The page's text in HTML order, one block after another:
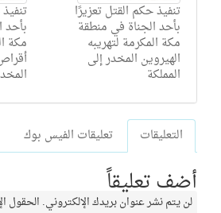
بأحد
مكة
تنفيذ حكم القتل تعزيرًا
بأحد الجناة في منطقة
مكة المكرمة لتهريبه
الهيروين المخدر إلى
المملكة
التعليقات تعليقات الفيس بوك
أضف تعليقاً
لن يتم نشر عنوان بريدك الإلكتروني. الحقول